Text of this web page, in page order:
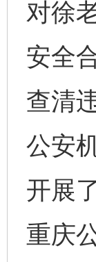
对徐
安全
查清
公安
开展
重庆